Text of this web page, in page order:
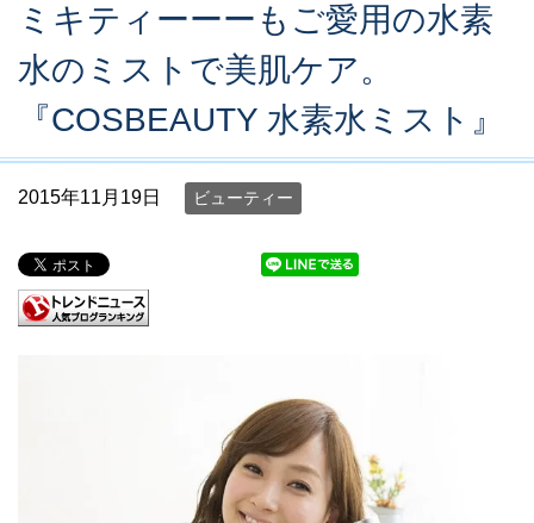
ミキティーーーもご愛用の水素
水のミストで美肌ケア。
『COSBEAUTY 水素水ミスト』
2015年11月19日 ビューティー